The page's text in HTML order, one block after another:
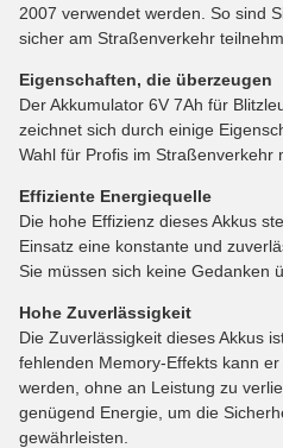
2007 verwendet werden. So sind
sicher am Straßenverkehr
Eigenschaften, die überzeugen
Der Akkumulator 6V 7Ah für
zeichnet sich durch einige
Wahl für Profis im Straßenverkehr
Effiziente Energiequelle
Die hohe Effizienz dieses Akkus
Einsatz eine konstante und
Sie müssen sich keine Gedanken
Hohe Zuverlässigkeit
Die Zuverlässigkeit dieses Akkus
fehlenden Memory-Effekts kann
werden, ohne an Leistung zu
genügend Energie, um die
gewährleisten.